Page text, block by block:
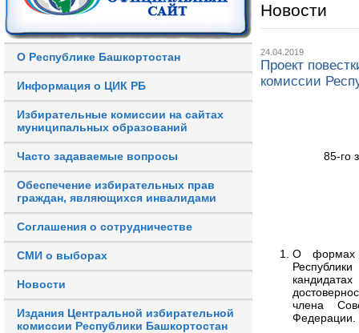
О Республике Башкортостан
Информация о ЦИК РБ
Избирательные комиссии на сайтах
муниципальных образований
Часто задаваемые вопросы
Обеспечение избирательных прав
граждан, являющихся инвалидами
Соглашения о сотрудничестве
СМИ о выборах
Новости
Издания Центральной избирательной
комиссии Республики Башкортостан
Новости
24.04.2019
Проект
комиссии
85-го
О формах
члена
Федерации.